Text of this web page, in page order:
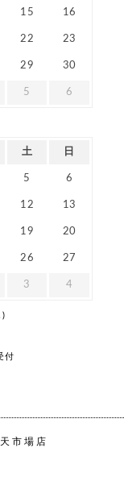
15 16
22 23
29 30
5 6
土 日
5 6
12 13
19 20
26 27
3 4
)
付
市場店